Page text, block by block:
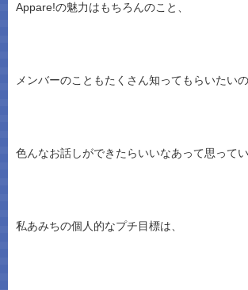
Appare!の魅力はもちろんのこと、
メンバーのこともたくさん知ってもらいたい
色んなお話しができたらいいなあって思ってい
私あみちの個人的なプチ目標は、